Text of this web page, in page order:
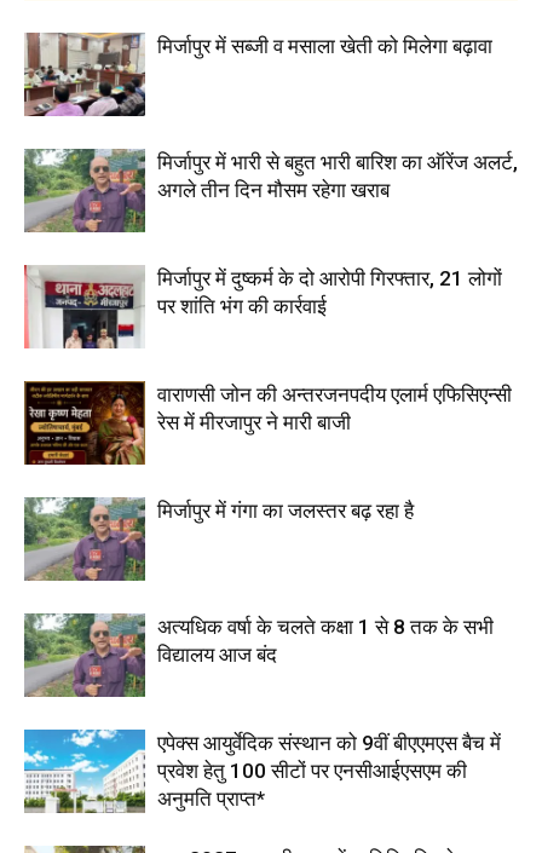
मिर्जापुर में सब्जी व मसाला खेती को मिलेगा बढ़ावा
मिर्जापुर में भारी से बहुत भारी बारिश का ऑरेंज अलर्ट,
अगले तीन दिन मौसम रहेगा खराब
मिर्जापुर में दुष्कर्म के दो आरोपी गिरफ्तार, 21 लोगों
पर शांति भंग की कार्रवाई
वाराणसी जोन की अन्तरजनपदीय एलार्म एफिसिएन्सी
रेस में मीरजापुर ने मारी बाजी
मिर्जापुर में गंगा का जलस्तर बढ़ रहा है
अत्यधिक वर्षा के चलते कक्षा 1 से 8 तक के सभी
विद्यालय आज बंद
एपेक्स आयुर्वेदिक संस्थान को 9वीं बीएएमएस बैच में
प्रवेश हेतु 100 सीटों पर एनसीआईएसएम की
अनुमति प्राप्त*